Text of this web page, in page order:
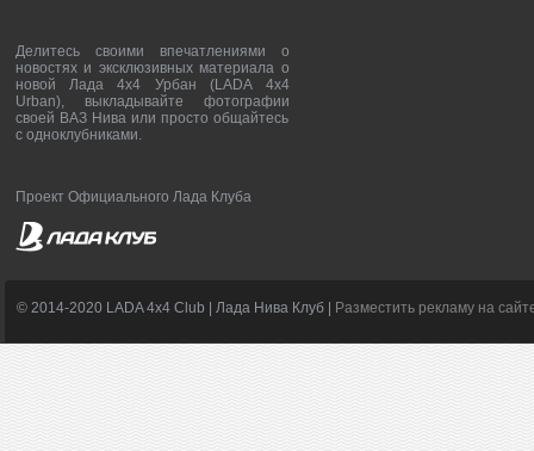
Делитесь своими впечатлениями о
новостях и эксклюзивных материала о
новой Лада 4х4 Урбан (LADA 4x4
Urban), выкладывайте фотографии
своей ВАЗ Нива или просто общайтесь
с одноклубниками.
Проект Официального Лада Клуба
© 2014-2020 LADA 4x4 Club | Лада Нива Клуб | Разместить рекламу на